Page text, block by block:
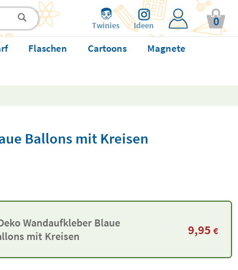
Twinies Ideen 0
Flaschen Cartoons
Magnete
Ballons mit Kreisen
Wandaufkleber Blaue
mit Kreisen
9,95 €